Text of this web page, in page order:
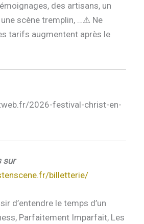
des artisans, un
scène tremplin, …⚠ Ne
tarifs augmentent après le
2026-festival-christ-en-
sur
billetterie/
d’entendre le temps d’un
Parfaitement Imparfait, Les